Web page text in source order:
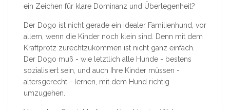
ein Zeichen für klare Dominanz und Überlegenheit?
Der Dogo ist nicht gerade ein idealer Familienhund, vor
allem, wenn die Kinder noch klein sind. Denn mit dem
Kraftprotz zurechtzukommen ist nicht ganz einfach.
Der Dogo muß - wie letztlich alle Hunde - bestens
sozialisiert sein, und auch Ihre Kinder müssen -
altersgerecht - lernen, mit dem Hund richtig
umzugehen.